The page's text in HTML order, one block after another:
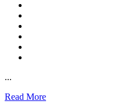
...
Read More